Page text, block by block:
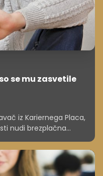
se mu zasvetile
iz Kariernega Placa,
nudi brezplačna
poklicno pot že
jim pomagajo?